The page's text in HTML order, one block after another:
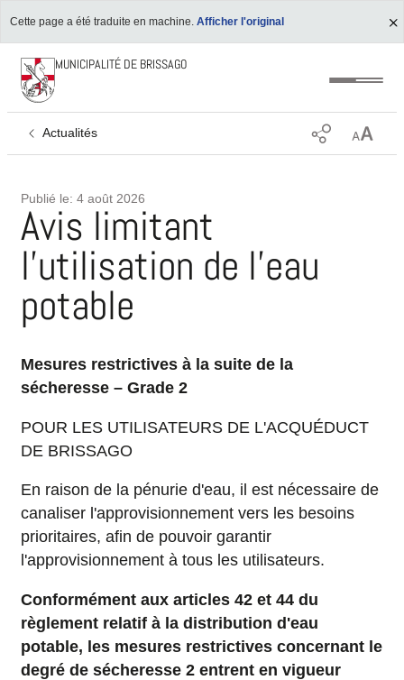
Cette page a été traduite en machine. Afficher l'original
MUNICIPALITÉ DE BRISSAGO
Actualités
Publié le: 4 août 2026
Avis limitant
l'utilisation de l'eau
potable
Mesures restrictives à la suite de la
sécheresse – Grade 2
POUR LES UTILISATEURS DE L'ACQUÉDUCT
DE BRISSAGO
En raison de la pénurie d'eau, il est nécessaire de
canaliser l'approvisionnement vers les besoins
prioritaires, afin de pouvoir garantir
l'approvisionnement à tous les utilisateurs.
Conformément aux articles 42 et 44 du
règlement relatif à la distribution d'eau
potable, les mesures restrictives concernant le
degré de sécheresse 2 entrent en vigueur